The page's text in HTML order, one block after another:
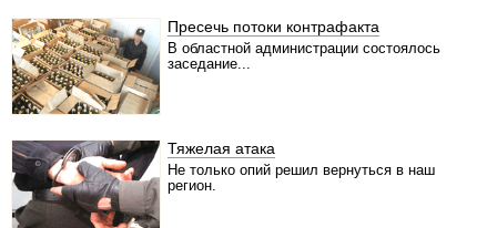
Пресечь потоки контрафакта
В областной администрации состоялось
заседание...
Тяжелая атака
Не только опий решил вернуться в наш
регион.